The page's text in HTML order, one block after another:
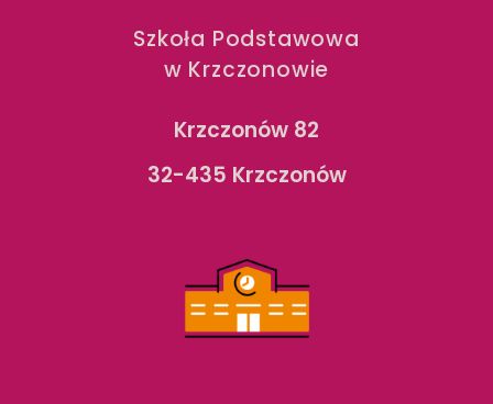
Szkoła Podstawowa
w Krzczonowie
Krzczonów 82
32-435 Krzczonów